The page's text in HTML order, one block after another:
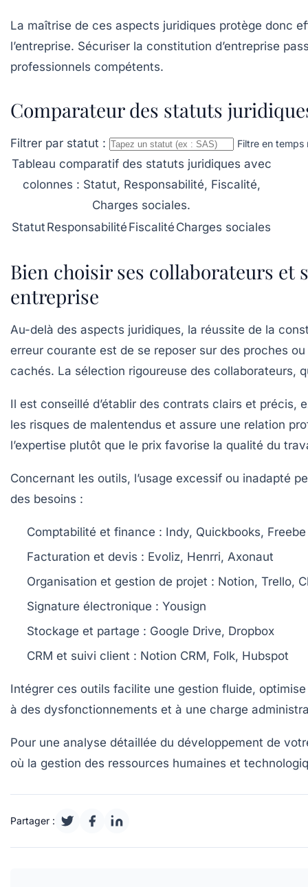
La maîtrise de ces aspects juridiques protège donc
l’entreprise. Sécuriser la constitution d’entreprise
professionnels compétents.
Comparateur des statuts
Filtrer par statut : Filtre en
Tableau comparatif des statuts juridiques avec
colonnes : Statut, Responsabilité, Fiscalité,
Charges sociales.
Statut Responsabilité Fiscalité Charges sociales
Bien choisir ses collaborateurs et
entreprise
Au-delà des aspects juridiques, la réussite de la
erreur courante est de se reposer sur des proches
cachés. La sélection rigoureuse des collaborateurs,
Il est conseillé d’établir des contrats clairs et
les risques de malentendus et assure une relation
l’expertise plutôt que le prix favorise la qualité du
Concernant les outils, l’usage excessif ou inadapté
des besoins :
Comptabilité et finance : Indy, Quickbooks, Freebe
Facturation et devis : Evoliz, Henrri, Axonaut
Organisation et gestion de projet : Notion, Trello,
Signature électronique : Yousign
Stockage et partage : Google Drive, Dropbox
CRM et suivi client : Notion CRM, Folk, Hubspot
Intégrer ces outils facilite une gestion fluide,
à des dysfonctionnements et à une charge
Pour une analyse détaillée du développement de
où la gestion des ressources humaines et
Partager :